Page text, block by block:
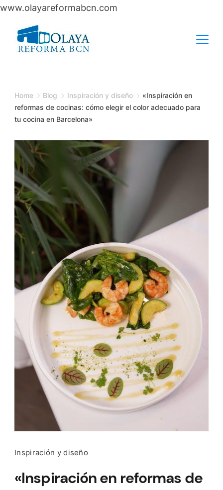
www.olayareformabcn.com
content
Home Blog Inspiración y diseño
«Inspiración en
reformas de cocinas: cómo elegir el color adecuado para
tu cocina en Barcelona»
Inspiración y diseño
«Inspiración en reformas de